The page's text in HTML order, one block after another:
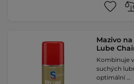
Mazivo
Lube
Kombinuje
suchých
optimální …